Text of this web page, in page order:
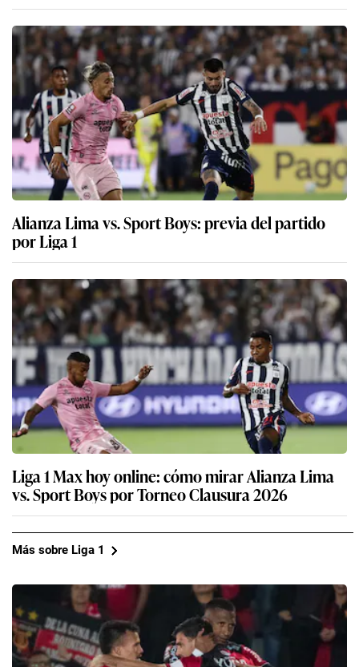
Alianza Lima vs. Sport Boys: previa del partido
por Liga 1
Liga 1 Max hoy online: cómo mirar Alianza Lima
vs. Sport Boys por Torneo Clausura 2026
Más sobre Liga 1